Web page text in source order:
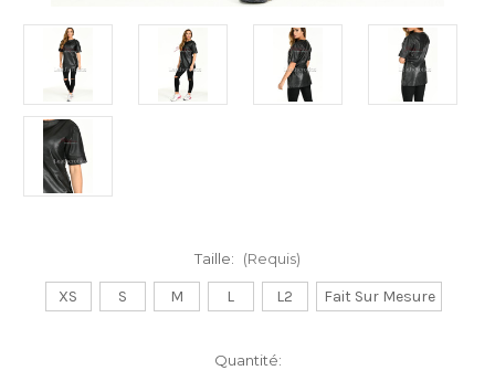
Taille: (Requis)
XS S M L L2 Fait Sur Mesure
Quantité: